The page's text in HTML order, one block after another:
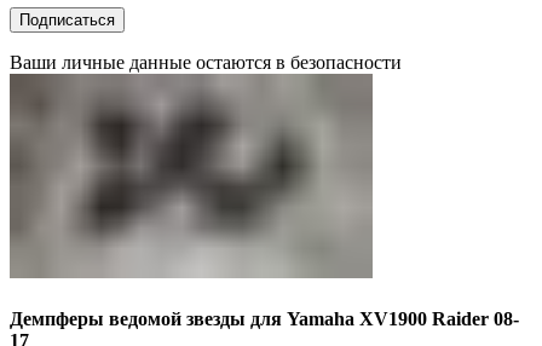
Ваши личные данные остаются в безопасности
Демпферы ведомой звезды для Yamaha XV1900 Raider 08-
17